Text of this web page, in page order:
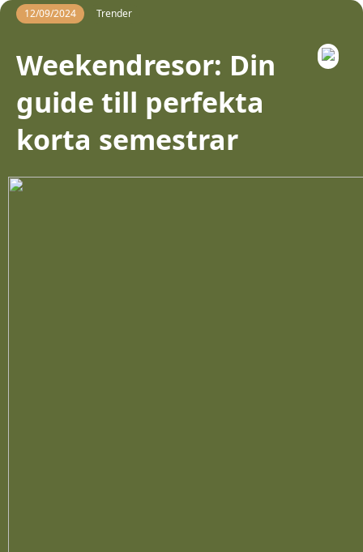
12/09/2024 Trender
Weekendresor: Din
guide till perfekta
korta semestrar